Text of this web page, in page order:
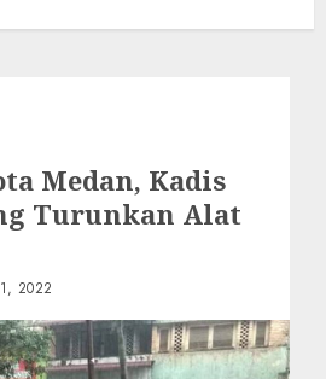
Medan, Kadis
Turunkan Alat
2022